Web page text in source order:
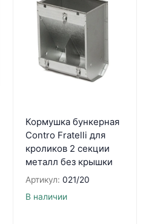
Кормушка бункерная
Contro Fratelli для
кроликов 2 секции
металл без крышки
Артикул: 021/20
В наличии